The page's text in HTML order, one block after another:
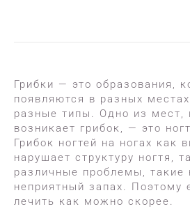
Грибки — это образования,
появляются в разных
разные типы. Одно из мест,
возникает грибок, — это
Грибок ногтей на ногах как
нарушает структуру ногтя,
различные проблемы, такие
неприятный запах. Поэтому
лечить как можно скорее.